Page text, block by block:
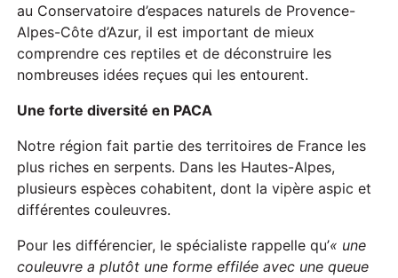
au Conservatoire d’espaces naturels de Provence-
Alpes-Côte d’Azur, il est important de mieux
comprendre ces reptiles et de déconstruire les
nombreuses idées reçues qui les entourent.
Une forte diversité en PACA
Notre région fait partie des territoires de France les
plus riches en serpents. Dans les Hautes-Alpes,
plusieurs espèces cohabitent, dont la vipère aspic et
différentes couleuvres.
Pour les différencier, le spécialiste rappelle qu’« une
couleuvre a plutôt une forme effilée avec une queue